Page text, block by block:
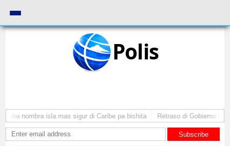
Polis
nombra isla mas sigur di Caribe pa bishita Retraso di Gobierno ta
Subscribe